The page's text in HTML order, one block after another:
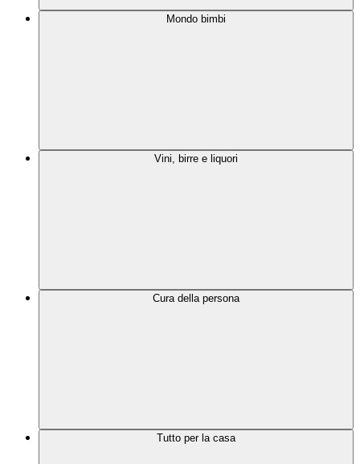
Mondo bimbi
Vini, birre e liquori
Cura della persona
Tutto per la casa